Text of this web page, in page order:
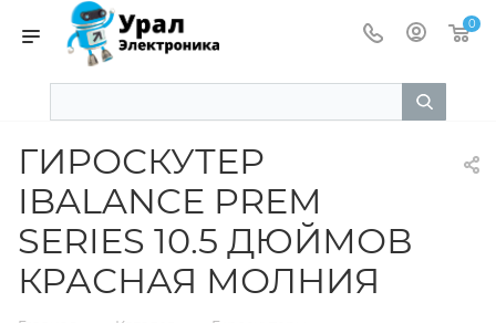
0
ГИРОСКУТЕР
IBALANCE PREM
SERIES 10.5 ДЮЙМОВ
КРАСНАЯ МОЛНИЯ